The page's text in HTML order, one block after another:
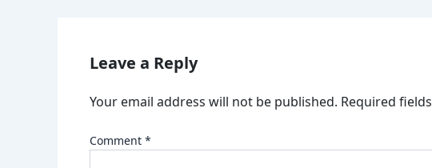
Leave a Reply
Your email address will not be published. Required
Comment *